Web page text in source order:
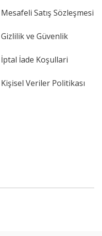
Mesafeli Satış Sözleşmesi
Gizlilik ve Güvenlik
İptal İade Koşullari
Kişisel Veriler Politikası